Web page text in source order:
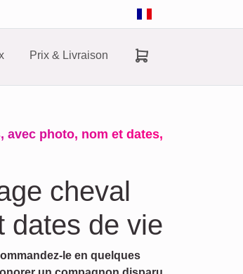
Prix & Livraison
avec photo, nom et dates,
cheval
dates de vie
le en quelques